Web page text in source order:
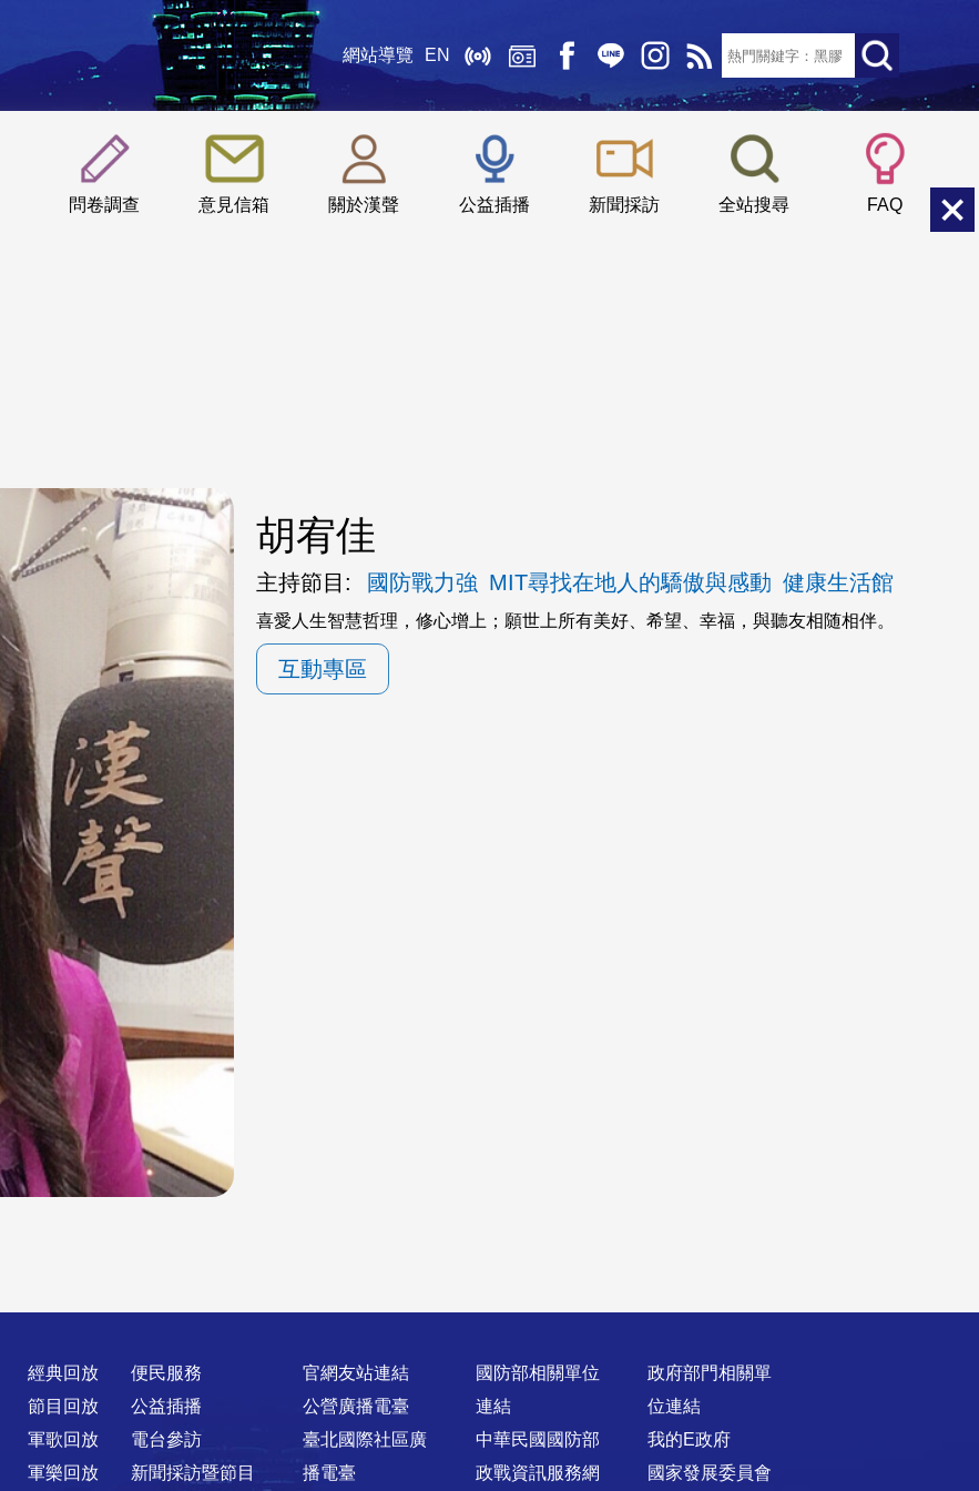
網站導覽 EN
問卷調查 意見信箱 關於漢聲 公益插播 新聞採訪 全站搜尋 FAQ
::: 小 中
胡宥佳
主持節目: 國防戰力強 MIT尋找在地人的驕傲與感動 健康生活館
喜愛人生智慧哲理，修心增上；願世上所有美好、希望、幸福，與聽友相随相伴。
互動專區
經典回放
節目回放
軍歌回放
軍樂回放
便民服務
公益插播
電台參訪
新聞採訪暨節目
官網友站連結
公營廣播電臺
臺北國際社區廣
播電臺
國防部相關單位
連結
中華民國國防部
政戰資訊服務網
政府部門相關單
位連結
我的E政府
國家發展委員會